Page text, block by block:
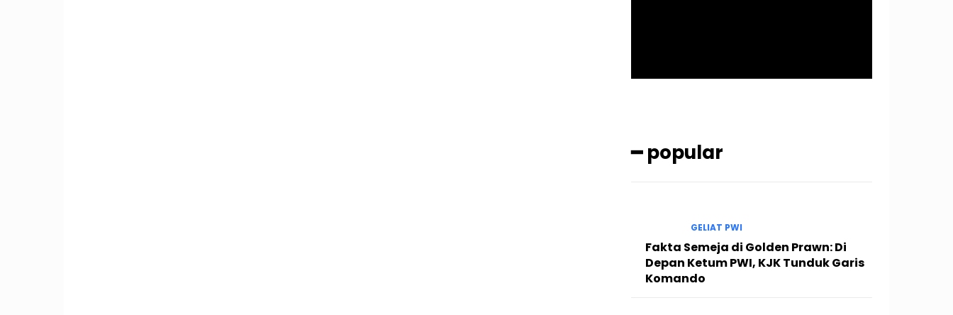
━ popular
GELIAT PWI
Fakta Semeja di Golden Prawn: Di
Depan Ketum PWI, KJK Tunduk Garis
Komando